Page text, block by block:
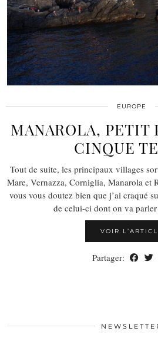
EUROPE
MANAROLA, PETIT
CINQUE
Tout de suite, les principaux villages
Mare, Vernazza, Corniglia, Manarola et
vous vous doutez bien que j’ai craqué
de celui-ci dont on va
VOIR
Partager: